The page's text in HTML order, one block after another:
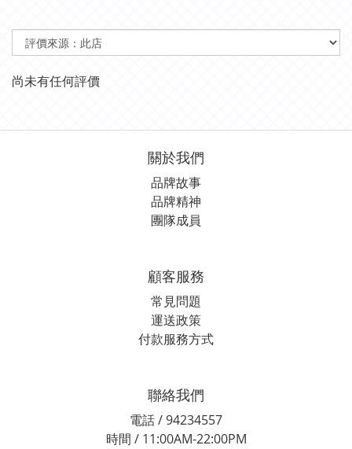
尚未有任何評價
關於我們
品牌故事
品牌精神
團隊成員
顧客服務
常見問題
運送政策
付款服務方式
聯絡我們
電話 / 94234557
時間 / 11:00AM-22:00PM